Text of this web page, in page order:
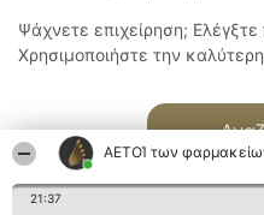
ΑΕΤΟΊ των
21:37
Ψάχνετε επιχείρηση;
Χρησιμοποιήστε την